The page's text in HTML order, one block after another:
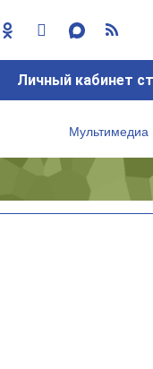
Личный кабинет
Мультимедиа